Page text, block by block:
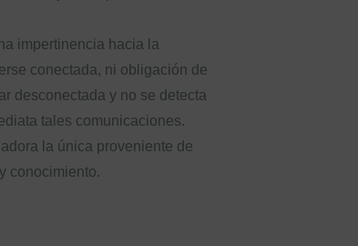
impertinencia hacia la
conectada, ni obligación de
desconectada y no se detecta
tales comunicaciones.
la única proveniente de
conocimiento.